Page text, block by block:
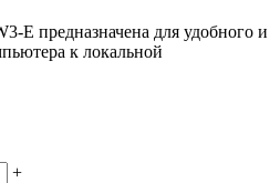
E предназначена для удобного и
к локальной
+